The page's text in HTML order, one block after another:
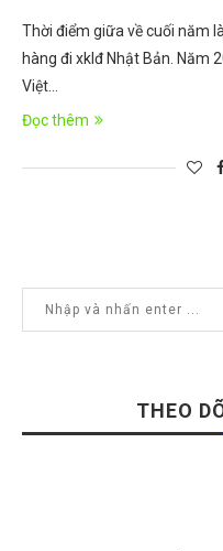
Thời điểm giữa về cuối năm
hàng đi xklđ Nhật Bản. Năm
Việt…
Đọc thêm
THEO